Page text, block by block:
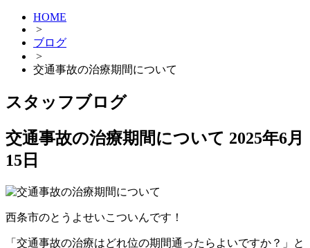
HOME
>
ブログ
>
交通事故の治療期間について
スタッフブログ
交通事故の治療期間について 2025年6月
15日
西条市のとうよせいこついんです！
「交通事故の治療はどれ位の期間通ったらよいですか？」と